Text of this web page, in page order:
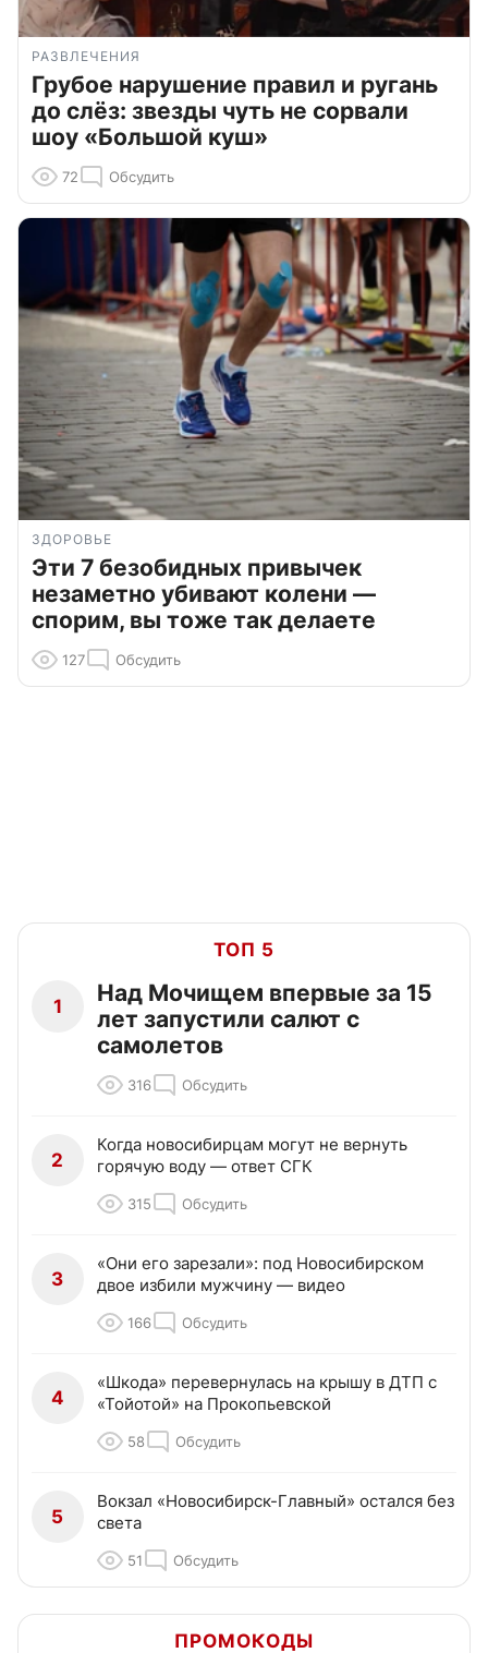
РАЗВЛЕЧЕНИЯ
Грубое нарушение правил и ругань
до слёз: звезды чуть не сорвали
шоу «Большой куш»
72 Обсудить
ЗДОРОВЬЕ
Эти 7 безобидных привычек
незаметно убивают колени —
спорим, вы тоже так делаете
127 Обсудить
ТОП 5
1
Над Мочищем впервые за 15
лет запустили салют с
самолетов
316 Обсудить
2
Когда новосибирцам могут не вернуть
горячую воду — ответ СГК
315 Обсудить
3
«Они его зарезали»: под Новосибирском
двое избили мужчину — видео
166 Обсудить
4
«Шкода» перевернулась на крышу в ДТП с
«Тойотой» на Прокопьевской
58 Обсудить
5
Вокзал «Новосибирск-Главный» остался без
света
51 Обсудить
ПРОМОКОДЫ